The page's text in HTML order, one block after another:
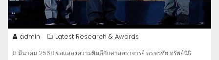
admin Latest Research & Awards
8 มีนาคม 2568 ขอแสดงความยินดีกับศาสตราจารย์ ดร.พรชัย ทรัพย์นิธิ